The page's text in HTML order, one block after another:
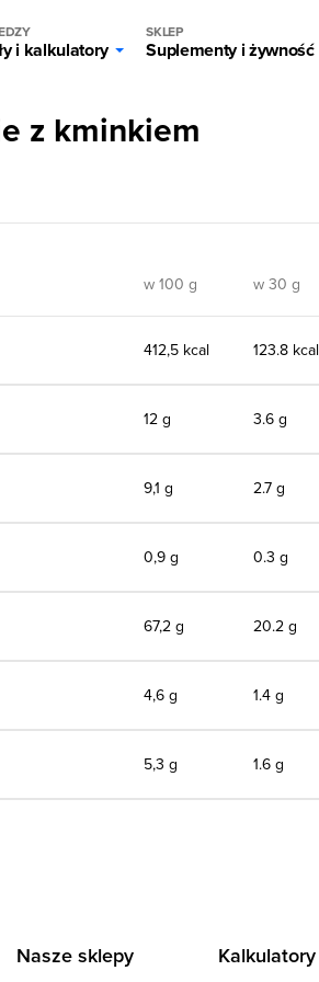
i kalkulatory
SKLEP
Suplementy i żywność
z kminkiem
w 100 g w 30 g
412,5 kcal 123.8 kcal
12 g 3.6 g
9,1 g 2.7 g
0,9 g 0.3 g
67,2 g 20.2 g
4,6 g 1.4 g
5,3 g 1.6 g
Nasze sklepy Kalkulatory